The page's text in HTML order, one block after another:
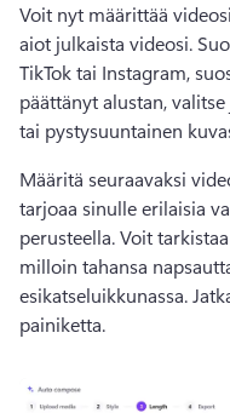
Voit nyt määrittää videosi
aiot julkaista videosi.
TikTok tai Instagram,
päättänyt alustan,
tai pystysuuntainen
Määritä seuraavaksi
tarjoaa sinulle erilaisia
perusteella. Voit
milloin tahansa
esikatseluikkunassa.
painiketta.